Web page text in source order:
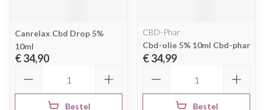
Canrelax Cbd Drop 5%
10ml
€ 34,90
Bestel
CBD-Phar
Cbd-olie 5% 10ml Cbd-phar
€ 34,99
Bestel